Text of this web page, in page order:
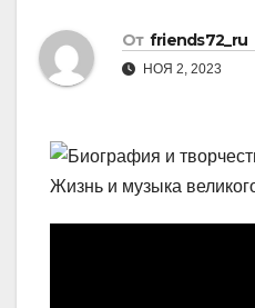
От friends72_ru
НОЯ 2, 2023